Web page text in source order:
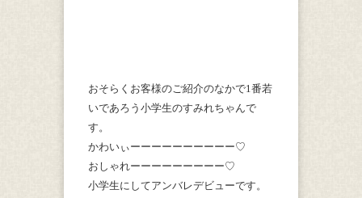
おそらくお客様のご紹介のなかで1番若
いであろう小学生のすみれちゃんで
す。
かわいぃーーーーーーーーーー♡
おしゃれーーーーーーーーー♡
小学生にしてアンバレデビューです。